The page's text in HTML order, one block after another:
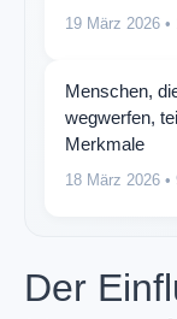
19 März 2026 •
Menschen,
wegwerfen,
Merkmale
18 März 2026 •
Der